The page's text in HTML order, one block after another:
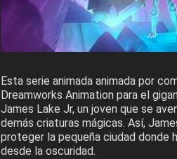
Esta serie animada animada por
Dreamworks Animation para el
James Lake Jr, un joven que se
demás criaturas mágicas. Así,
proteger la pequeña ciudad donde
desde la oscuridad.